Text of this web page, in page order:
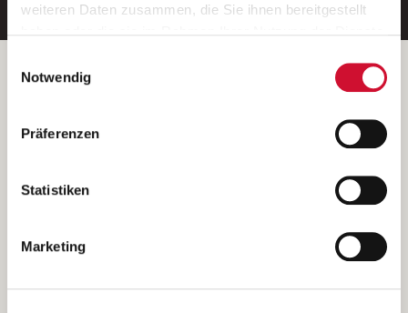
weiteren Daten zusammen, die Sie ihnen bereitgestellt
Wenn Sie auf „Cookies zulassen“ klicken, so stimmen
Sie der Speicherung sämtlicher Cookies zu. Sie können
Ihre Einwilligung selbstverständlich jederzeit widerrufen,
indem Sie die Cookie-Einstellungen aufrufen und diese
unsererDatenschutzerklärung
Notwendig
Präferenzen
Statistiken
Marketing
Betreiber der Webseite
Kantstraße 45a
(Ein Tochterunternehmen des AWO Bezirksverbandes Unterfranken
e.V.)